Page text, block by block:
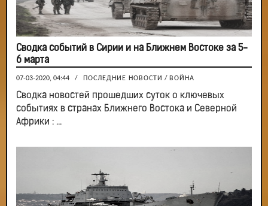
Сводка событий в Сирии и на Ближнем Востоке за 5-
6 марта
07-03-2020, 04:44 / ПОСЛЕДНИЕ НОВОСТИ / ВОЙНА
Сводка новостей прошедших суток о ключевых
событиях в странах Ближнего Востока и Северной
Африки : ...